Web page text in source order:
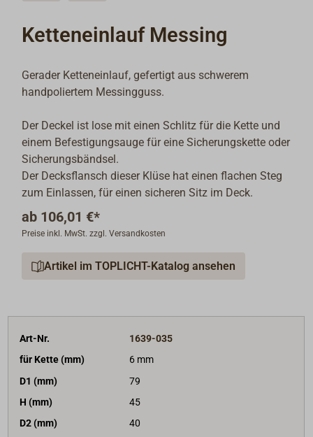
Ketteneinlauf Messing
Gerader Ketteneinlauf, gefertigt aus schwerem
handpoliertem Messingguss.
Der Deckel ist lose mit einen Schlitz für die Kette und
einem Befestigungsauge für eine Sicherungskette oder
Sicherungsbändsel.
Der Decksflansch dieser Klüse hat einen flachen Steg
zum Einlassen, für einen sicheren Sitz im Deck.
ab 106,01 €*
Preise inkl. MwSt. zzgl. Versandkosten
Artikel im TOPLICHT-Katalog ansehen
Art-Nr.
1639-035
für Kette (mm)
6 mm
D1 (mm)
79
H (mm)
45
D2 (mm)
40